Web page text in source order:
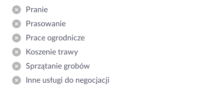
Pranie
Prasowanie
Prace ogrodnicze
Koszenie trawy
Sprzątanie grobów
Inne usługi do negocjacji